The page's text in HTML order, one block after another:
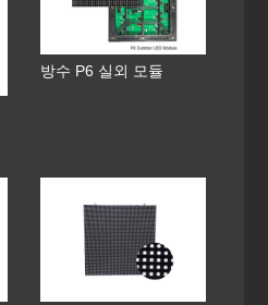
방수 P6 실외 모듈